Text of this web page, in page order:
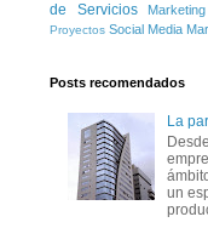
de Servicios
Proyectos Social Media
Posts recomendados
La
un